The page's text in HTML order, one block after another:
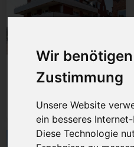
Wir
Zustimmung
Unsere Website
ein besseres
Diese Technologie
Haus an der Inselglocke, Whg19
Baltrum
Merken Details